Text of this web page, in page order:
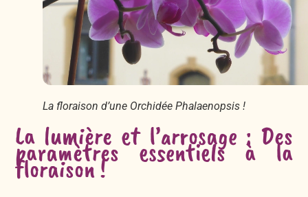
La floraison d’une Orchidée Phalaenopsis !
La lumière et l’arrosage : Des
paramètres essentiels à la
floraison !